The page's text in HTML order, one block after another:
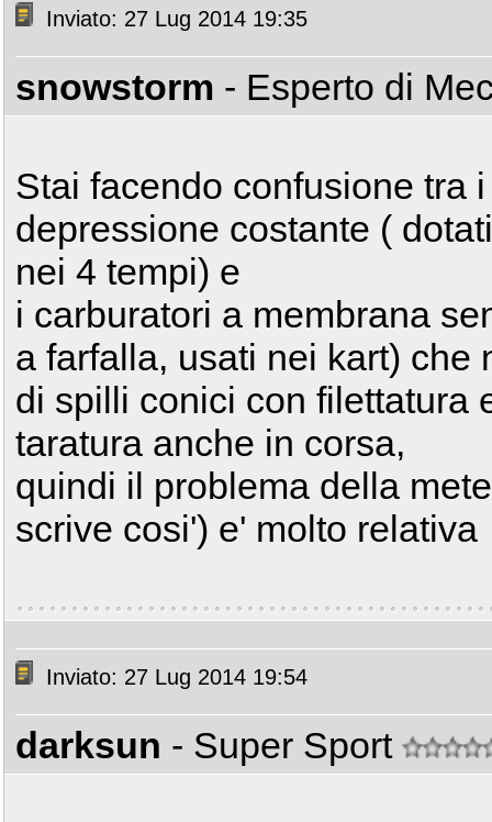
Inviato: 27 Lug 2014 19:35
snowstorm - Esperto di
Stai facendo confusione tra
depressione costante (
nei 4 tempi) e
i carburatori a membrana
a farfalla, usati nei kart) che
di spilli conici con filettatura
taratura anche in corsa,
quindi il problema della
scrive cosi') e' molto relativa
Inviato: 27 Lug 2014 19:54
darksun - Super Sport